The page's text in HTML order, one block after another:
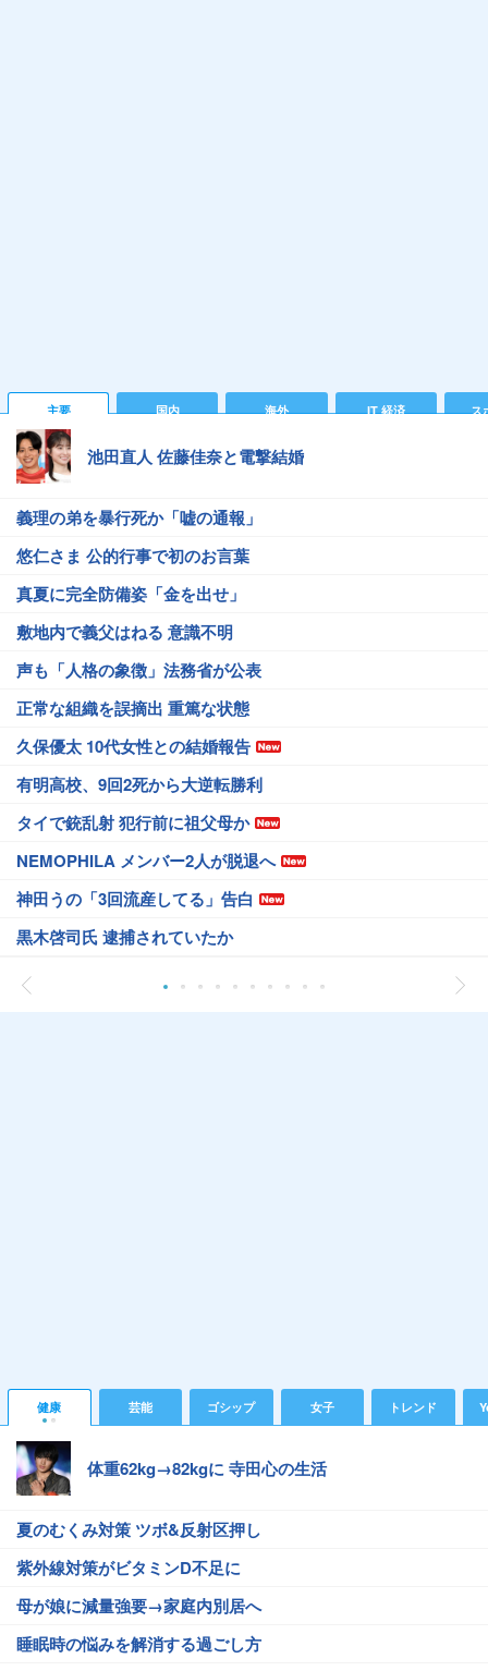
主要 国内 海外 IT 経済 ス
池田直人 佐藤佳奈と電撃結婚
義理の弟を暴行死か「嘘の通報」
悠仁さま 公的行事で初のお言葉
真夏に完全防備姿「金を出せ」
敷地内で義父はねる 意識不明
声も「人格の象徴」法務省が公表
正常な組織を誤摘出 重篤な状態
久保優太 10代女性との結婚報告
有明高校、9回2死から大逆転勝利
タイで銃乱射 犯行前に祖父母か
NEMOPHILA メンバー2人が脱退へ
神田うの「3回流産してる」告白
黒木啓司氏 逮捕されていたか
健康 芸能 ゴシップ 女子 トレンド
体重62kg→82kgに 寺田心の生活
夏のむくみ対策 ツボ&反射区押し
紫外線対策がビタミンD不足に
母が娘に減量強要→家庭内別居へ
睡眠時の悩みを解消する過ごし方